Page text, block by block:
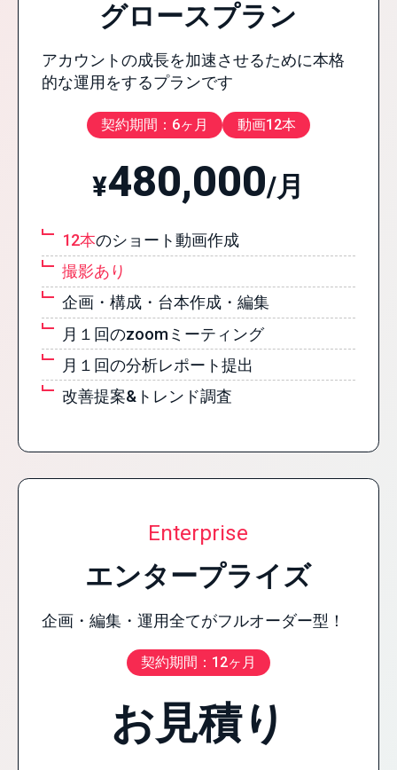
グロースプラン
アカウントの成長を加速させるために本格
的な運用をするプランです
契約期間：6ヶ月 動画12本
¥480,000/月
12本のショート動画作成
撮影あり
企画・構成・台本作成・編集
月１回のzoomミーティング
月１回の分析レポート提出
改善提案&トレンド調査
Enterprise
エンタープライズ
企画・編集・運用全てがフルオーダー型！
契約期間：12ヶ月
お見積り